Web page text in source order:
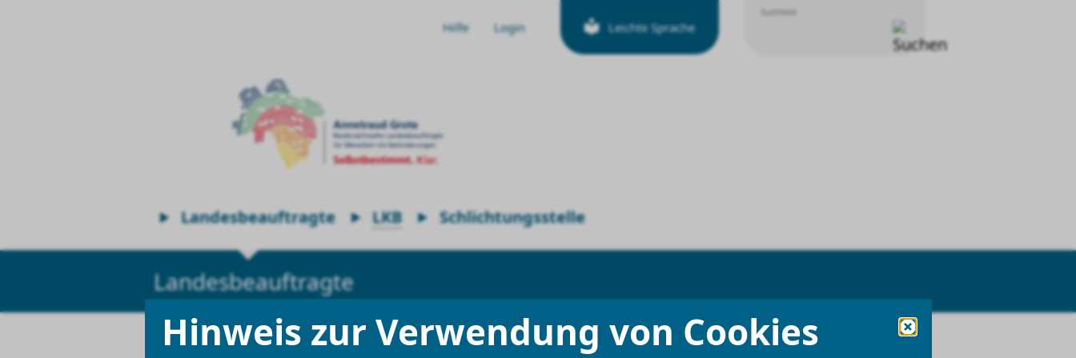
Hinweis zur Verwendung von Cookies
Hilfe Login Leichte Sprache
Suchtext
Landesbeauftragte LKB Schlichtungsstelle
Landesbeauftragte